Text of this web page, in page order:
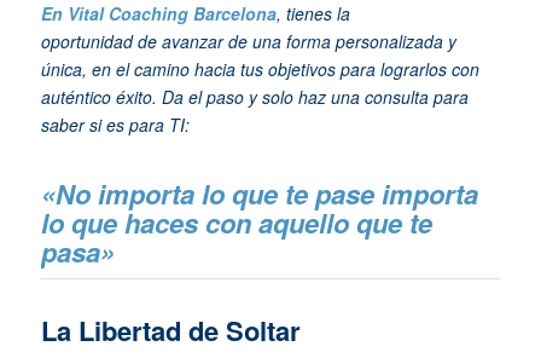
En Vital Coaching Barcelona, tienes la
oportunidad de avanzar de una forma personalizada y
única, en el camino hacia tus objetivos para lograrlos con
auténtico éxito. Da el paso y solo haz una consulta para
saber si es para TI:
«No importa lo que te pase importa
lo que haces con aquello que te
pasa»
La Libertad de Soltar